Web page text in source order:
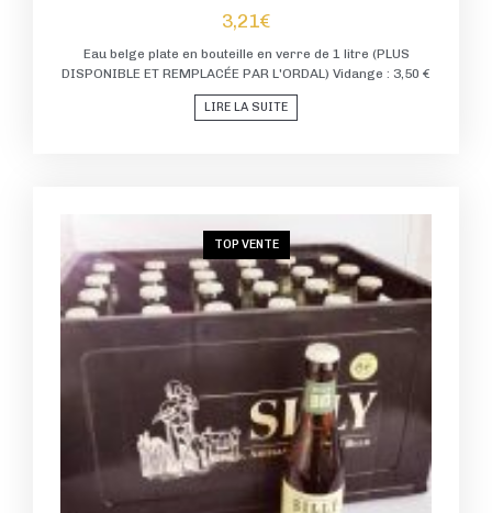
3,21€
Eau belge plate en bouteille en verre de 1 litre (PLUS
DISPONIBLE ET REMPLACÉE PAR L'ORDAL) Vidange : 3,50 €
LIRE LA SUITE
TOP VENTE